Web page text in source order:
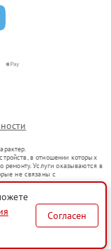
в отношении которых
Услуги оказываются в
не связаны с
оборот в соответствии
услуг или введения
услугах по
определяемой
Согласен